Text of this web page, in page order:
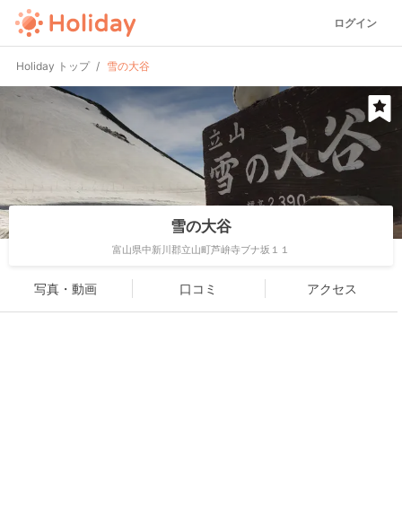
ログイン
Holiday トップ 雪の大谷
雪の大谷
富山県中新川郡立山町芦峅寺ブナ坂１１
写真・動画 口コミ アクセス